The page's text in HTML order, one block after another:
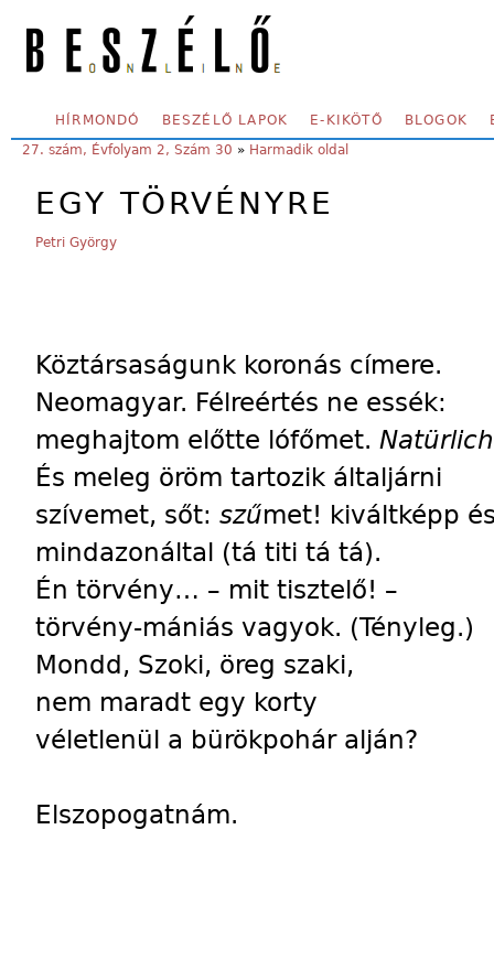
SECONDARY MENU
HÍRMONDÓ BESZÉLŐ LAPOK E-KIKÖTŐ BLOGOK
YOU ARE HERE:
27. szám, Évfolyam 2, Szám 30 » Harmadik oldal
EGY TÖRVÉNYRE
Petri György
Köztársaságunk koronás címere.
Neomagyar. Félreértés ne essék:
meghajtom előtte lófőmet.
És meleg öröm tartozik általjárni
szívemet, sőt: szűmet! kiváltképp
mindazonáltal (tá titi tá tá).
Én törvény… – mit tisztelő! –
törvény-mániás vagyok. (Tényleg.)
Mondd, Szoki, öreg szaki,
nem maradt egy korty
véletlenül a bürökpohár alján?
Elszopogatnám.